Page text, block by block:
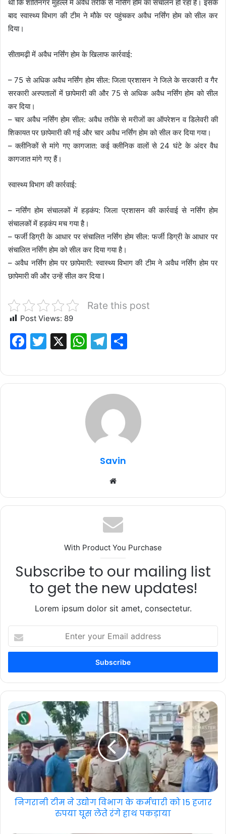
थी कि शांतिनगर मुहल्ले में अवैध तरीके से नर्सिंग होम का संचालन हो रहा है। इसके
बाद स्वास्थ्य विभाग की टीम ने मौके पर पहुंचकर अवैध नर्सिंग होम को सील कर
दिया।
सीतामढ़ी में अवैध नर्सिंग होम के खिलाफ कार्रवाई:
– 75 से अधिक अवैध नर्सिंग होम सील: जिला प्रशासन ने जिले के सरकारी व गैर
सरकारी अस्पतालों में छापेमारी की और 75 से अधिक अवैध नर्सिंग होम को सील
कर दिया।
– चार अवैध नर्सिंग होम सील: अवैध तरीके से मरीजों का ऑपरेशन व डिलेवरी की
शिकायत पर छापेमारी की गई और चार अवैध नर्सिंग होम को सील कर दिया गया।
– क्लीनिकों से मांगे गए कागजात: कई क्लीनिक वालों से 24 घंटे के अंदर वैध
कागजात मांगे गए हैं।
स्वास्थ्य विभाग की कार्रवाई:
– नर्सिंग होम संचालकों में हड़कंप: जिला प्रशासन की कार्रवाई से नर्सिंग होम
संचालकों में हड़कंप मच गया है।
– फर्जी डिग्री के आधार पर संचालित नर्सिंग होम सील: फर्जी डिग्री के आधार पर
संचालित नर्सिंग होम को सील कर दिया गया है।
– अवैध नर्सिंग होम पर छापेमारी: स्वास्थ्य विभाग की टीम ने अवैध नर्सिंग होम पर
छापेमारी की और उन्हें सील कर दिया l
Rate this post
Post Views: 89
F
c
e
T
it
te
X
W
at
s
A
p
T
e
g
ra
ar
e
Savin
With Product You Purchase
Subscribe to our mailing list
to get the new updates!
Lorem ipsum dolor sit amet, consectetur.
your
Email
निगरानी टीम ने उद्योग विभाग के कर्मचारी को 15 हजार
रुपया घूस लेते रंगे हाथ पकड़ाया